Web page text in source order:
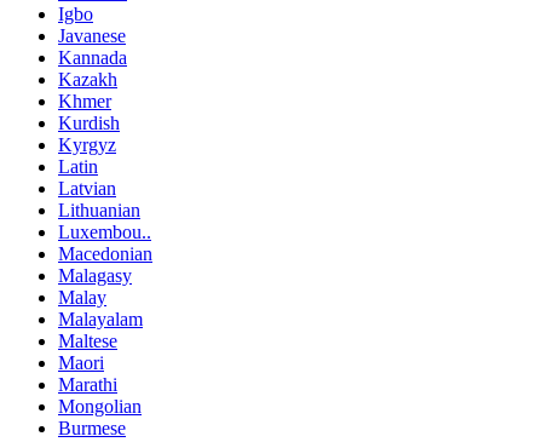
Igbo
Javanese
Kannada
Kazakh
Khmer
Kurdish
Kyrgyz
Latin
Latvian
Lithuanian
Luxembou..
Macedonian
Malagasy
Malay
Malayalam
Maltese
Maori
Marathi
Mongolian
Burmese